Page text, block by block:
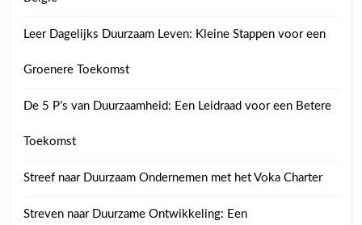
Leer Dagelijks Duurzaam Leven: Kleine Stappen voor een
Groenere Toekomst
De 5 P’s van Duurzaamheid: Een Leidraad voor een Betere
Toekomst
Streef naar Duurzaam Ondernemen met het Voka Charter
Streven naar Duurzame Ontwikkeling: Een